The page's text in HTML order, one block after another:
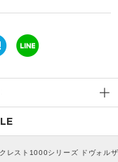
クレスト1000シリーズ ドヴォル